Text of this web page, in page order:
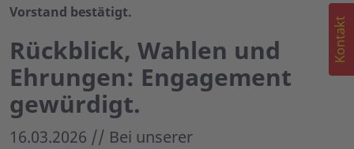
Vorstand bestätigt.
Rückblick, Wahlen und
Ehrungen: Engagement
gewürdigt.
16.03.2026 // Bei unserer
Kontakt